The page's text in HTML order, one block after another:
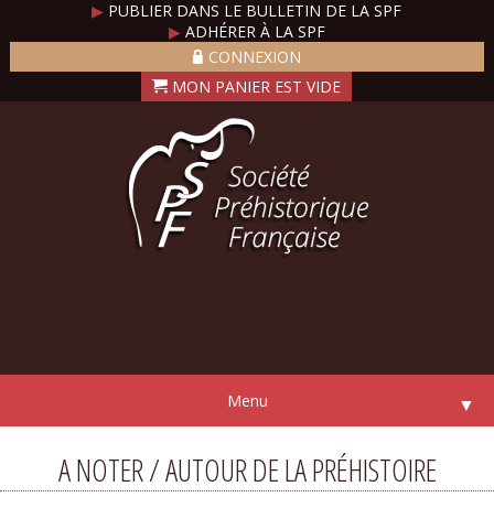
▶ PUBLIER DANS LE BULLETIN DE LA SPF
▶ADHÉRER À LA SPF
CONNEXION
Menu ▼
A NOTER / AUTOUR DE LA PRÉHISTOIRE